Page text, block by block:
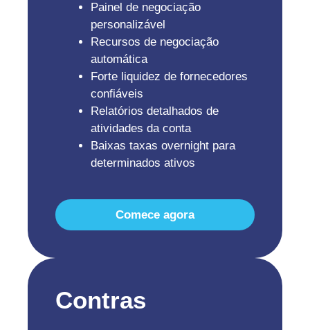
Painel de negociação
personalizável
Recursos de negociação
automática
Forte liquidez de fornecedores
confiáveis
Relatórios detalhados de
atividades da conta
Baixas taxas overnight para
determinados ativos
Comece agora
Contras